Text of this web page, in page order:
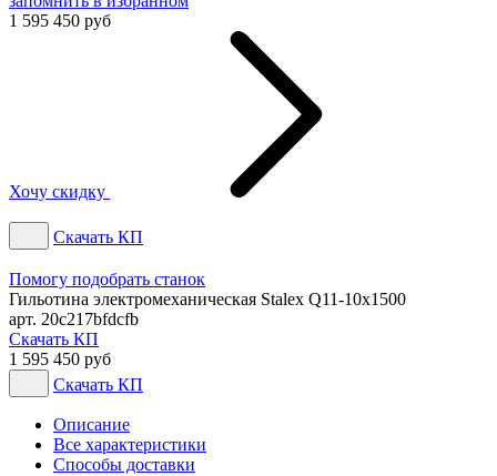
1 595 450 руб
Хочу скидку
Скачать КП
Помогу подобрать станок
Гильотина электромеханическая Stalex Q11-10x1500
арт. 20c217bfdcfb
Скачать КП
1 595 450 руб
Скачать КП
Описание
Все характеристики
Способы доставки